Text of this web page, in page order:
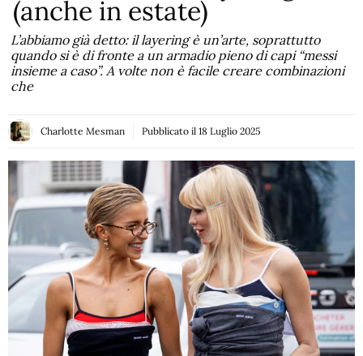
(anche in estate)
L’abbiamo già detto: il layering è un’arte, soprattutto
quando si è di fronte a un armadio pieno di capi “messi
insieme a caso”. A volte non è facile creare combinazioni
che
Charlotte Mesman Pubblicato il 18 Luglio 2025